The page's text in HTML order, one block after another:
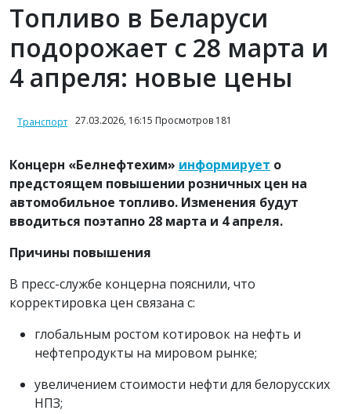
Топливо в Беларуси
подорожает с 28 марта и
4 апреля: новые цены
Транспорт 27.03.2026, 16:15 Просмотров 181
Концерн «Белнефтехим» информирует о
предстоящем повышении розничных цен на
автомобильное топливо. Изменения будут
вводиться поэтапно 28 марта и 4 апреля.
Причины повышения
В пресс-службе концерна пояснили, что
корректировка цен связана с:
глобальным ростом котировок на нефть и
нефтепродукты на мировом рынке;
увеличением стоимости нефти для белорусских
НПЗ;